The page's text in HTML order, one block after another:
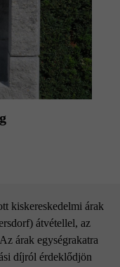
kiskereskedelmi árak
átvétellel, az
árak egységrakatra
díjról érdeklődjön